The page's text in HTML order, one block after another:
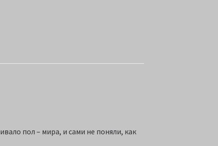
пол – мира, и сами не поняли, как